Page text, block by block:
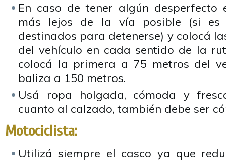
En caso de tener algún
más lejos de la vía posible (si es
destinados para detenerse) y colocá
del vehículo en cada sentido de la
colocá la primera a 75 metros del
baliza a 150 metros.
Usá ropa holgada, cómoda y
cuanto al calzado, también debe ser
Motociclista:
Utilizá siempre el casco ya que